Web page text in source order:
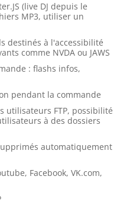
(live DJ depuis le
MP3, utiliser un
destinés à l'accessibilité
comme NVDA ou JAWS
: flashs infos,
pendant la commande
utilisateurs FTP, possibilité
à des dossiers
automatiquement
Facebook, VK.com,